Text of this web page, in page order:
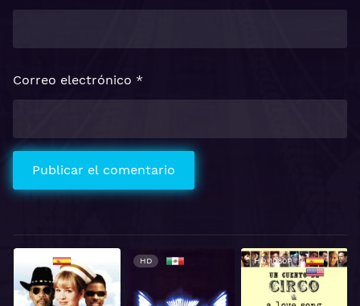
Correo electrónico *
HD HD 1080P